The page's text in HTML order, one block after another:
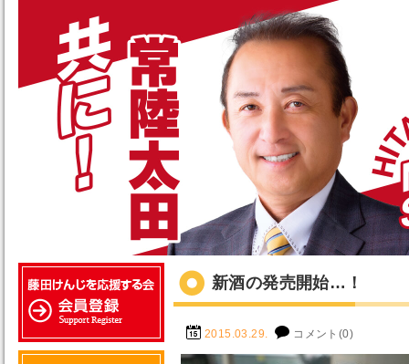
新酒の発売開始…！
2015.03.29. コメント(0)